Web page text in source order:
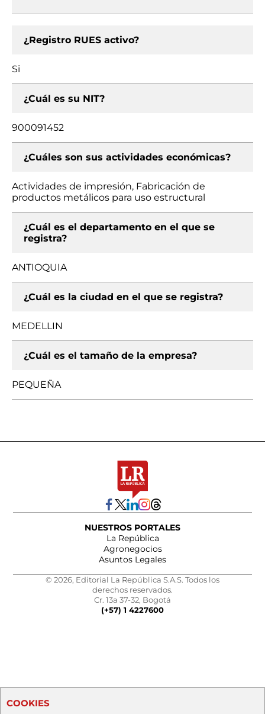
¿Registro RUES activo?
Si
¿Cuál es su NIT?
900091452
¿Cuáles son sus actividades económicas?
Actividades de impresión, Fabricación de
productos metálicos para uso estructural
¿Cuál es el departamento en el que se
registra?
ANTIOQUIA
¿Cuál es la ciudad en el que se registra?
MEDELLIN
¿Cuál es el tamaño de la empresa?
PEQUEÑA
NUESTROS PORTALES
La República
Agronegocios
Asuntos Legales
© 2026, Editorial La República S.A.S. Todos los
derechos reservados.
Cr. 13a 37-32, Bogotá
(+57) 1 4227600
COOKIES